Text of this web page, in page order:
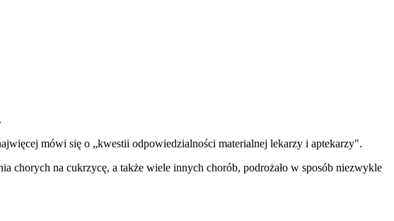
mówi się o „kwestii odpowiedzialności materialnej lekarzy i aptekarzy".
chorych na cukrzycę, a także wiele innych chorób, podrożało w sposób niezwykle